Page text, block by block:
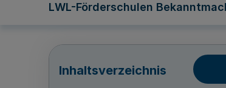
LWL-Förderschulen
Inhaltsverzeichnis